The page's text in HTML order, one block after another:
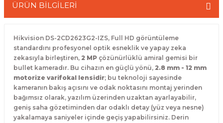
ÜRÜN BİLGİLERİ
Hikvision DS-2CD2623G2-IZS, Full HD görüntüleme
standardını profesyonel optik esneklik ve yapay zeka
zekasıyla birleştiren, 2 MP çözünürlüklü amiral gemisi bir
bullet kameradır. Bu cihazın en güçlü yönü, 2.8 mm - 12 mm
motorize varifokal lensidir; bu teknoloji sayesinde
kameranın bakış açısını ve odak noktasını montaj yerinden
bağımsız olarak, yazılım üzerinden uzaktan ayarlayabilir,
geniş saha gözetiminden dar odaklı detay (yüz veya nesne)
yakalamaya saniyeler içinde geçiş yapabilirsiniz. Derin